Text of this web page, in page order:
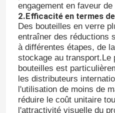
Aperçu
Produits
A propos de nous
engagement en faveur
2.Efficacité en termes
Des bouteilles en verre
entraîner des réductions
à différentes étapes, de
stockage au transport.Le
bouteilles est
les distributeurs
l'utilisation de moins de
réduire le coût unitaire
l'attractivité visuelle du